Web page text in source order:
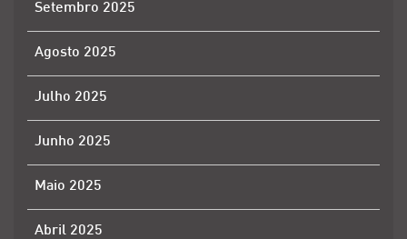
Setembro 2025
Agosto 2025
Julho 2025
Junho 2025
Maio 2025
Abril 2025